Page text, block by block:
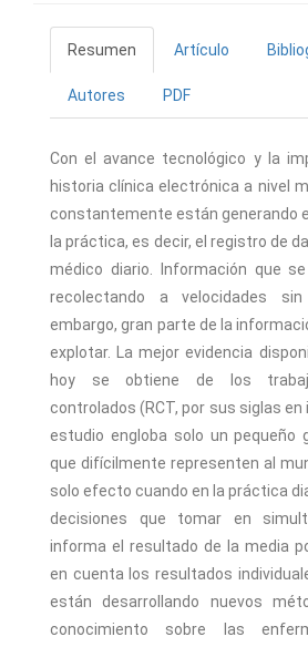
Resumen Artículo
Autores PDF
Con el avance tecnológico y la
historia clínica electrónica a nivel
constantemente están generando
la práctica, es decir, el registro de
médico diario. Información que
recolectando a velocidades
embargo, gran parte de la
explotar. La mejor evidencia
hoy se obtiene de los
controlados (RCT, por sus siglas
estudio engloba solo un pequeño
que difícilmente representen al
solo efecto cuando en la práctica
decisiones que tomar en
informa el resultado de la media
en cuenta los resultados
están desarrollando nuevos
conocimiento sobre las